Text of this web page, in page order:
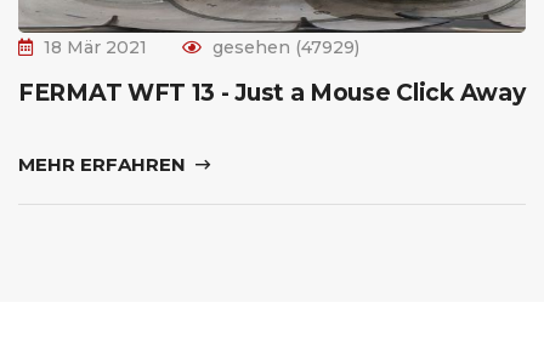
18 Mär 2021 gesehen (47929)
FERMAT WFT 13 - Just a Mouse Click Away
MEHR ERFAHREN